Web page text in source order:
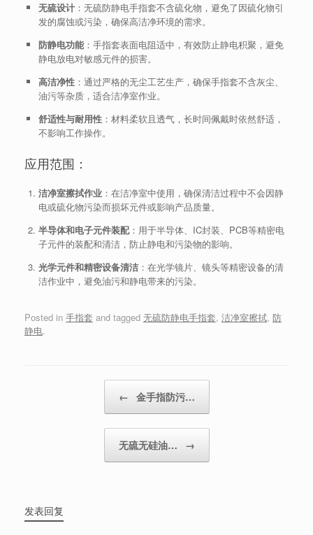
无硫设计：无硫防静电手指套不含硫化物，避免了因硫化物引
发的腐蚀或污染，确保高洁净环境的需求。
防静电功能：手指套表面电阻适中，有效防止静电积聚，避免
静电放电对敏感元件的损害。
高洁净性：通过严格的无尘工艺生产，确保手指套不含灰尘、
油污等杂质，适合洁净室作业。
舒适性与耐用性：材料柔软且透气，长时间佩戴时依然舒适，
不影响工作操作。
应用范围：
洁净室擦拭作业：在洁净室中使用，确保清洁过程中不会因静
电或硫化物污染而损坏元件或影响产品质量。
半导体和电子元件装配：用于半导体、IC封装、PCB等精密电
子元件的装配和清洁，防止静电和污染物的影响。
光学元件和精密设备清洁：在光学镜片、镜头等精密设备的清
洁作业中，避免油污和静电带来的污染。
Posted in 手指套 and tagged 无硫防静电手指套, 洁净室擦拭, 防
静电.
← 金手指防污…
无硫无硅油… →
发表回复